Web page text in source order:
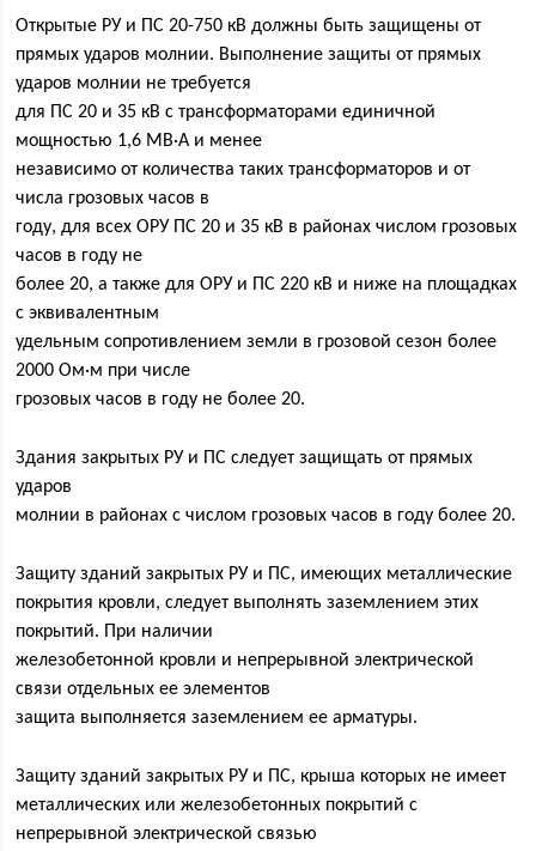
Открытые РУ и ПС 20-750 кВ должны быть защищены от
прямых ударов молнии. Выполнение защиты от прямых
ударов молнии не требуется
для ПС 20 и 35 кВ с трансформаторами единичной
мощностью 1,6 МВ·А и менее
независимо от количества таких трансформаторов и от
числа грозовых часов в
году, для всех ОРУ ПС 20 и 35 кВ в районах числом грозовых
часов в году не
более 20, а также для ОРУ и ПС 220 кВ и ниже на площадках
с эквивалентным
удельным сопротивлением земли в грозовой сезон более
2000 Ом·м при числе
грозовых часов в году не более 20.
Здания закрытых РУ и ПС следует защищать от прямых
ударов
молнии в районах с числом грозовых часов в году более 20.
Защиту зданий закрытых РУ и ПС, имеющих металлические
покрытия кровли, следует выполнять заземлением этих
покрытий. При наличии
железобетонной кровли и непрерывной электрической
связи отдельных ее элементов
защита выполняется заземлением ее арматуры.
Защиту зданий закрытых РУ и ПС, крыша которых не имеет
металлических или железобетонных покрытий с
непрерывной электрической связью